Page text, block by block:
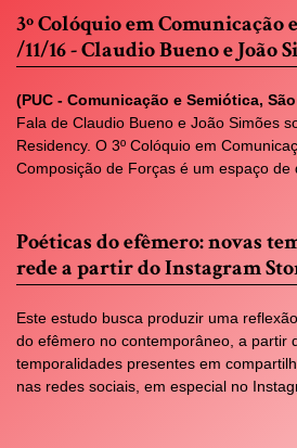
3º Colóquio em Comunicação
/11/16 - Claudio Bueno e João
(PUC - Comunicação e Semiótica, São
Fala de Claudio Bueno e João Simões
Residency. O 3º Colóquio em
Composição de Forças é um espaço de
Poéticas do efêmero: novas
rede a partir do Instagram
Este estudo busca produzir uma
do efêmero no contemporâneo, a partir
temporalidades presentes em
nas redes sociais, em especial no